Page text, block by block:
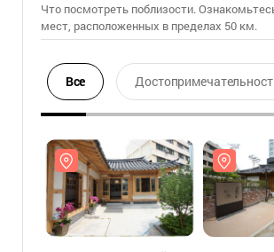
Что посмотреть поблизости.
мест, расположенных в пределах 50 км.
Все